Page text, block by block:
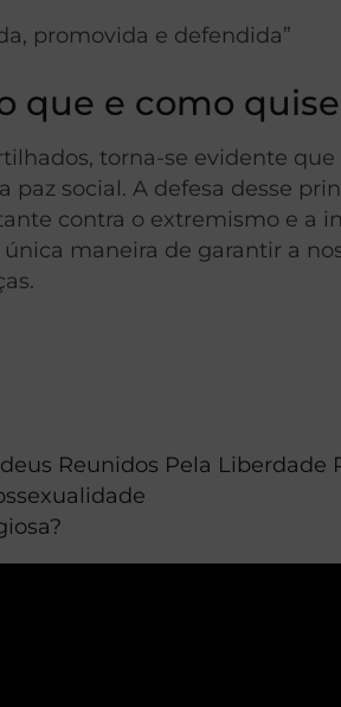
promovida e defendida”
que e como
torna-se evidente
social. A defesa desse
contra o extremismo e
maneira de garantir a
Reunidos Pela Liberdade